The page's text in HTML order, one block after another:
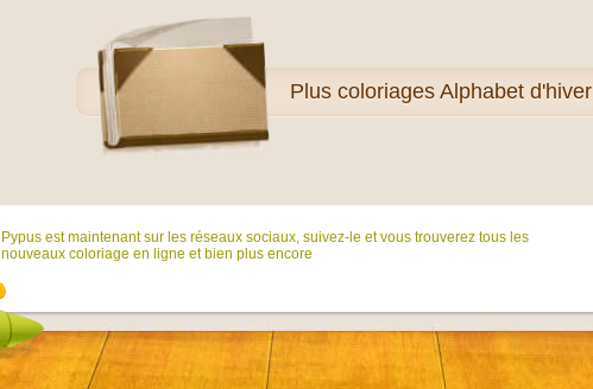
Plus coloriages Alphabet d'hiver
Pypus est maintenant sur ​​les réseaux sociaux, suivez-le et vous trouverez tous les
nouveaux coloriage en ligne et bien plus encore